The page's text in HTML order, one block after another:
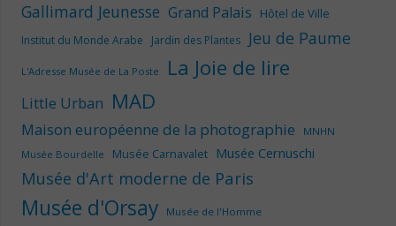
Gallimard Jeunesse Grand Palais Hôtel de Ville
Institut du Monde Arabe Jardin des Plantes Jeu de Paume
L'Adresse Musée de La Poste La Joie de lire
Little Urban MAD
Maison européenne de la photographie
MNHN
Musée Bourdelle
Musée Carnavalet Musée Cernuschi
Musée d'Art moderne de Paris
Musée d'Orsay Musée de l'Homme